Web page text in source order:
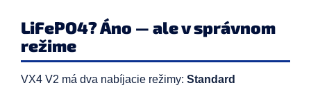
LiFePO4? Áno — ale v správnom
režime
VX4 V2 má dva nabíjacie režimy: Standard